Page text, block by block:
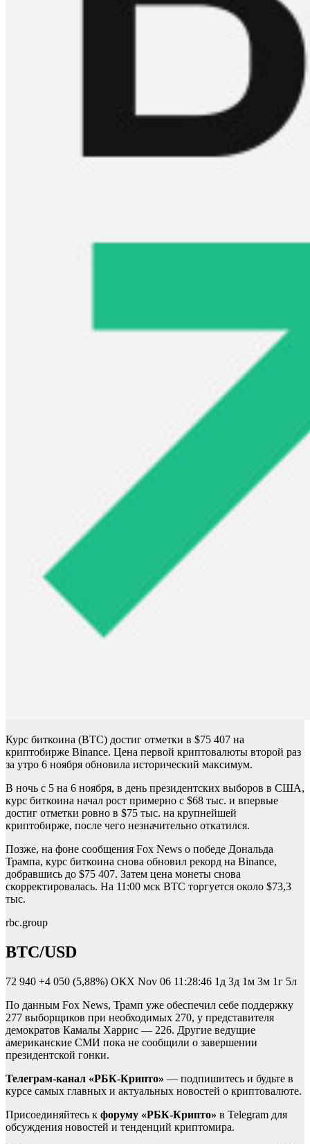
Курс биткоина (BTC) достиг отметки в $75 407 на
криптобирже Binance. Цена первой криптовалюты второй раз
за утро 6 ноября обновила исторический максимум.
В ночь с 5 на 6 ноября, в день президентских выборов в США,
курс биткоина начал рост примерно с $68 тыс. и впервые
достиг отметки ровно в $75 тыс. на крупнейшей
криптобирже, после чего незначительно откатился.
Позже, на фоне сообщения Fox News о победе Дональда
Трампа, курс биткоина снова обновил рекорд на Binance,
добравшись до $75 407. Затем цена монеты снова
скорректировалась. На 11:00 мск BTC торгуется около $73,3
тыс.
rbc.group
BTC/USD
72 940 +4 050 (5,88%) ОКХ Nov 06 11:28:46 1д 3д 1м 3м 1г 5л
По данным Fox News, Трамп уже обеспечил себе поддержку
277 выборщиков при необходимых 270, у представителя
демократов Камалы Харрис — 226. Другие ведущие
американские СМИ пока не сообщили о завершении
президентской гонки.
Телеграм-канал «РБК-Крипто» — подпишитесь и будьте в
курсе самых главных и актуальных новостей о криптовалюте.
Присоединяйтесь к форуму «РБК-Крипто» в Telegram для
обсуждения новостей и тенденций криптомира.